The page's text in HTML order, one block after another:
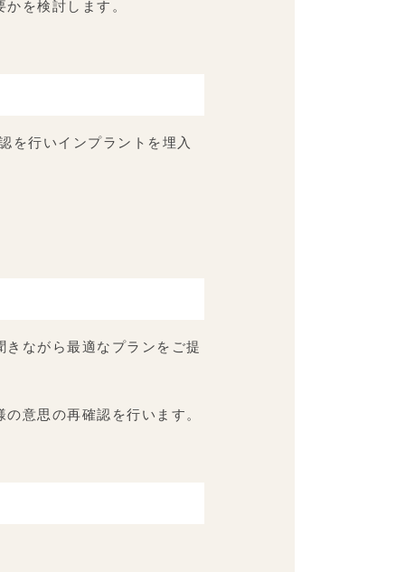
を検討します。
を行いインプラントを埋入
ながら最適なプランをご提
意思の再確認を行います。